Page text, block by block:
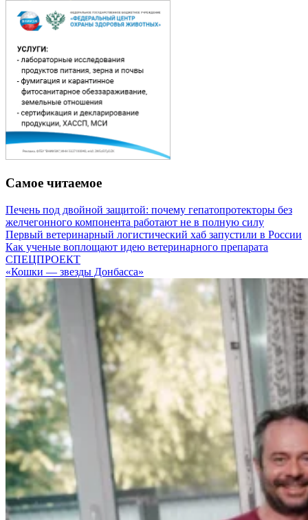
Самое читаемое
Печень под двойной защитой: почему гепатопротекторы без
желчегонного компонента работают не в полную силу
Первый ветеринарный логистический хаб запустили в России
Как ученые воплощают идею ветеринарного препарата
СПЕЦПРОЕКТ
«Кошки — звезды Донбасса»